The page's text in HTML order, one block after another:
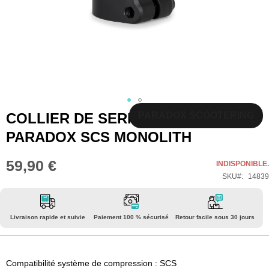
Skip
to
the
beginning
of
gallery
COLLIER DE SERRAGE
PARADOX SCS MONOLITH
59,90 €
INDISPONIBLE.
SKU
14839
Livraison rapide et suivie Paiement 100 % sécurisé Retour facile sous 30 jours
Compatibilité système de compression : SCS